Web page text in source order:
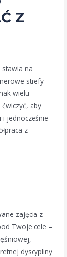
Z
na
strefy
wielu
aby
i jednocześnie
z
zajęcia z
Twoje cele –
dyscypliny